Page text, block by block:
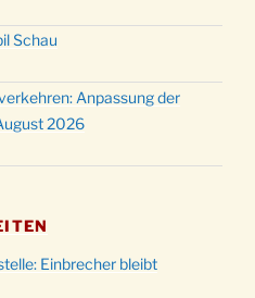
Schau
Anpassung der
2026
Einbrecher bleibt